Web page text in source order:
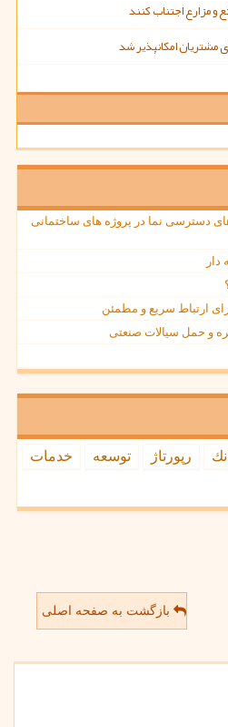
و مزارع اجتناب کنند
مشتریان امکانپذیر شد
دسترسی نما در پروژه های ساختمانی
دار
ارتباط سریع و مطمئن
و حمل سیالات صنعتی
رپورتاژ توسعه
خدمات
بازگشت به صفحه اصلی